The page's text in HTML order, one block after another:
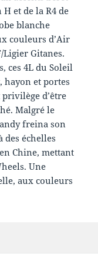
et de la R4 de
blanche
couleurs d’Air
Ligier Gitanes.
ces 4L du Soleil
hayon et portes
d’être
Malgré le
freina son
des échelles
Chine, mettant
Une
aux couleurs